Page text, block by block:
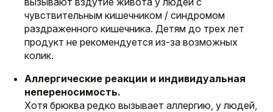
чувствительным кишечником / синдромом
раздраженного кишечника. Детям до трех лет
продукт не рекомендуется из-за возможных
колик.
Аллергические реакции и индивидуальная
непереносимость.
Хотя брюква редко вызывает аллергию, у людей,